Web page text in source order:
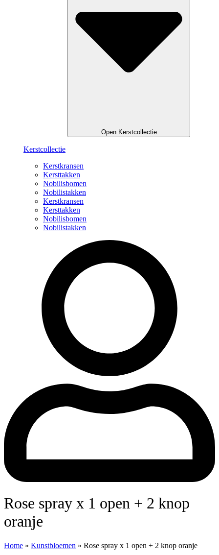
Open Kerstcollectie
Kerstcollectie
Kerstkransen
Kersttakken
Nobilisbomen
Nobilistakken
Kerstkransen
Kersttakken
Nobilisbomen
Nobilistakken
Rose spray x 1 open + 2 knop
oranje
Home » Kunstbloemen » Rose spray x 1 open + 2 knop oranje